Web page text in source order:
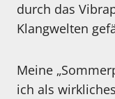
durch das
Klangwelten
Meine
ich als